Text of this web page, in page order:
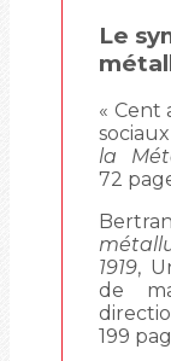
Le
« Cent
la
72
1919,
de
199